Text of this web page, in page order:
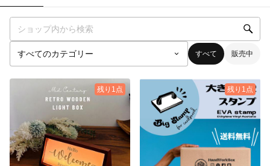
すべて 販売中
残り1点 残り1点